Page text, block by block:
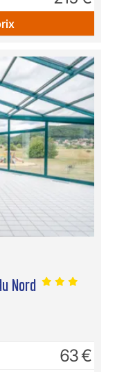
Nord
63 €